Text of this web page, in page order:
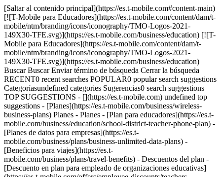
[Saltar al contenido principal](https://es.t-mobile.com#content-main)
[![T-Mobile para Educadores](https://es.t-mobile.com/content/dam/t-
mobile/ntm/branding/icons/iconography/TMO-Logos-2021-
149X30-TFE.svg)](https://es.t-mobile.com/business/education) [![T-
Mobile para Educadores](https://es.t-mobile.com/content/dam/t-
mobile/ntm/branding/icons/iconography/TMO-Logos-2021-
149X30-TFE.svg)](https://es.t-mobile.com/business/education)
Buscar Buscar Enviar término de búsqueda Cerrar la búsqueda
RECENT0 recent searches POPULAR0 popular search suggestions
Categoríasundefined categories Sugerencias0 search suggestions
TOP SUGGESTIONS - [](https://es.t-mobile.com) undefined top
suggestions - [Planes](https://es.t-mobile.com/business/wireless-
business-plans) Planes - Planes - [Plan para educadores](https://es.t-
mobile.com/business/education/school-district-teacher-phone-plan) -
[Planes de datos para empresas](https://es.t-
mobile.com/business/plans/business-unlimited-data-plans) -
[Beneficios para viajes](https://es.t-
mobile.com/business/plans/travel-benefits) - Descuentos del plan -
[Descuento en plan para empleado de organizaciones educativas]